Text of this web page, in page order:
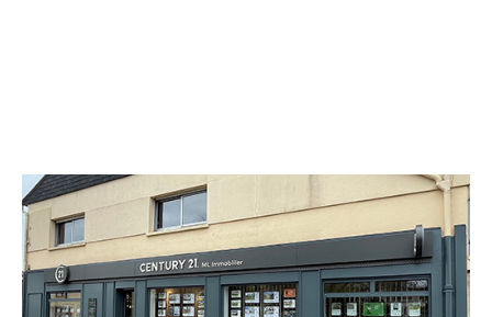
CENTURY 21 ML Immobilier
16 rue du Point du Jour
ARGENTAN - 61200